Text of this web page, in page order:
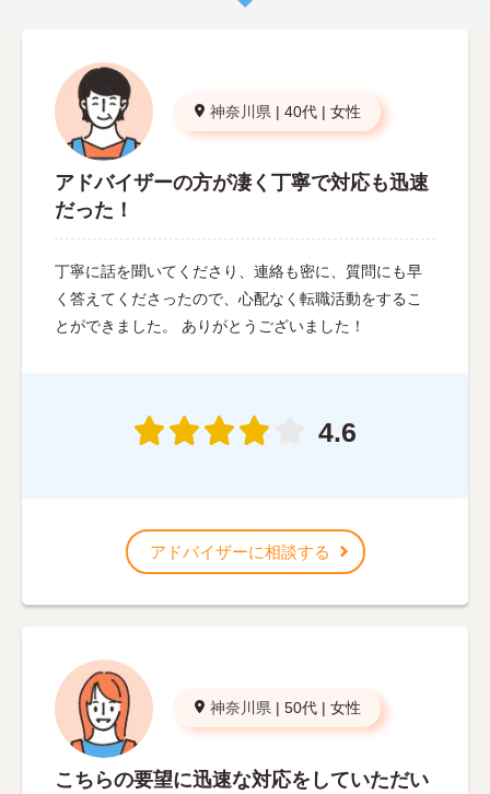
神奈川県 | 40代 | 女性
アドバイザーの方が凄く丁寧で対応も迅速
だった！
丁寧に話を聞いてくださり、連絡も密に、質問にも早
く答えてくださったので、心配なく転職活動をするこ
とができました。 ありがとうございました！
4.6
アドバイザーに相談する
神奈川県 | 50代 | 女性
こちらの要望に迅速な対応をしていただい